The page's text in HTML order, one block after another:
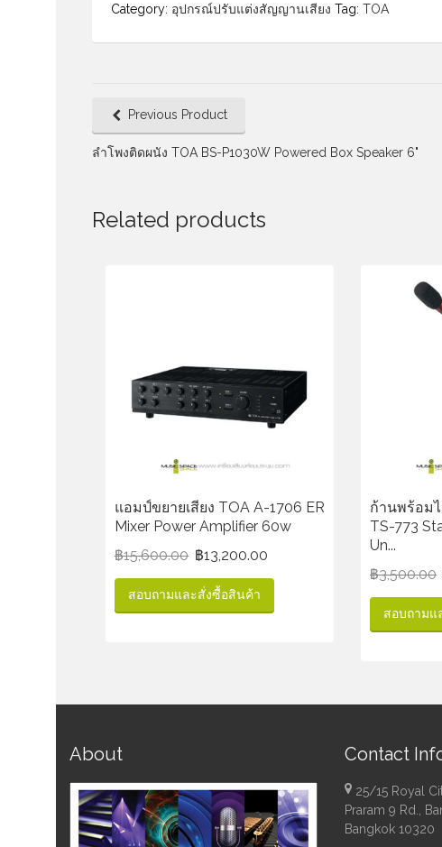
Category: อุปกรณ์ปรับแต่งสัญญานเสียง Tag: TOA
Previous Product
ลำโพงติดผนัง TOA BS-P1030W Powered Box Speaker 6"
Related products
แอมป์ขยายเสียง TOA A-1706 ER
Mixer Power Amplifier 60w
฿15,600.00 ฿13,200.00
สอบถามและสั่งซื้อสินค้า
ก้านพร้อม
TS-773
Un...
฿3,500.00
สอบถามแ
About Contact
25/15 Royal
Praram 9 Rd.,
Bangkok 10320